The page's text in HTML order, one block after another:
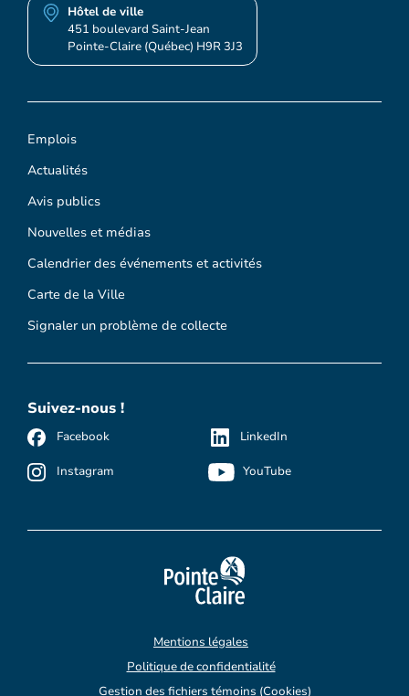
Emplois
Actualités
Avis publics
Nouvelles et médias
Calendrier des événements et activités
Carte de la Ville
Signaler un problème de collecte
Hôtel de ville
451 boulevard Saint-Jean
Pointe-Claire (Québec) H9R 3J3
Suivez-nous !
Facebook
Instagram
LinkedIn
YouTube
Mentions légales
Politique de confidentialité
Gestion des fichiers témoins (Cookies)